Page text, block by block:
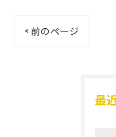
< 前のページ
最